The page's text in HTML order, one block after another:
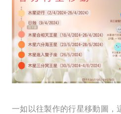
一如以往製作的行星移動圖，